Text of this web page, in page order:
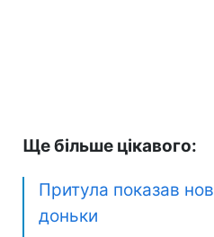
Ще більше цікавого:
Притула показав
доньки